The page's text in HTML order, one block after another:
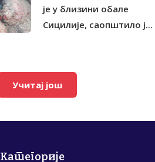
је у близини обале
Сицилије, саопштило ј...
Учитај још
Категорије